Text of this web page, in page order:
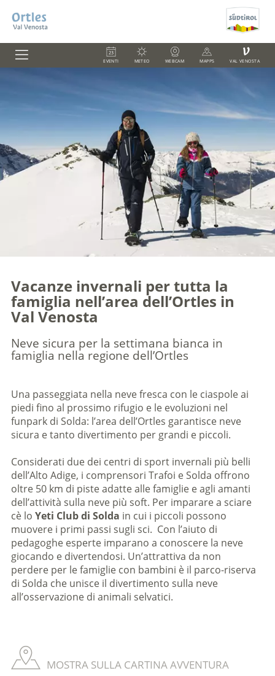
EVENTI METEO WEBCAM MAPPS
V
VAL VENOSTA
Vacanze invernali per tutta la
famiglia nell’area dell’Ortles in
Val Venosta
Neve sicura per la settimana bianca in
famiglia nella regione dell’Ortles
Una passeggiata nella neve fresca con le ciaspole ai
piedi fino al prossimo rifugio e le evoluzioni nel
funpark di Solda: l’area dell’Ortles garantisce neve
sicura e tanto divertimento per grandi e piccoli.
Considerati due dei centri di sport invernali più belli
dell’Alto Adige, i comprensori Trafoi e Solda offrono
oltre 50 km di piste adatte alle famiglie e agli amanti
dell’attività sulla neve più soft. Per imparare a sciare
cè lo Yeti Club di Solda in cui i piccoli possono
muovere i primi passi sugli sci. Con l’aiuto di
pedagoghe esperte imparano a conoscere la neve
giocando e divertendosi. Un’attrattiva da non
perdere per le famiglie con bambini è il parco-riserva
di Solda che unisce il divertimento sulla neve
all’osservazione di animali selvatici.
MOSTRA SULLA CARTINA AVVENTURA